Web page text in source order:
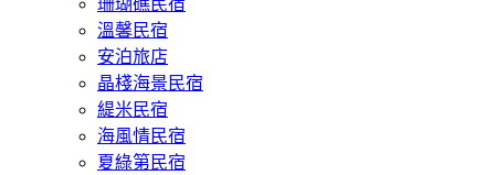
珊瑚礁民宿
溫馨民宿
安泊旅店
晶棧海景民宿
緹米民宿
海風情民宿
夏綠第民宿